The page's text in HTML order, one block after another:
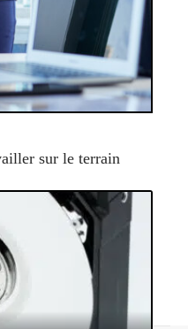
sur le terrain